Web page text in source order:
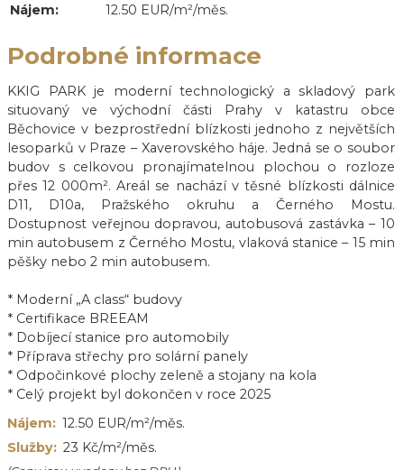
Nájem:
12.50 EUR/m²/měs.
Podrobné informace
KKIG PARK je moderní technologický a skladový park
situovaný ve východní části Prahy v katastru obce
Běchovice v bezprostřední blízkosti jednoho z největších
lesoparků v Praze – Xaverovského háje. Jedná se o soubor
budov s celkovou pronajímatelnou plochou o rozloze
přes 12 000m². Areál se nachází v těsné blízkosti dálnice
D11, D10a, Pražského okruhu a Černého Mostu.
Dostupnost veřejnou dopravou, autobusová zastávka – 10
min autobusem z Černého Mostu, vlaková stanice – 15 min
pěšky nebo 2 min autobusem.
* Moderní „A class“ budovy
* Certifikace BREEAM
* Dobíjecí stanice pro automobily
* Příprava střechy pro solární panely
* Odpočinkové plochy zeleně a stojany na kola
* Celý projekt byl dokončen v roce 2025
Nájem: 12.50 EUR/m²/měs.
Služby: 23 Kč/m²/měs.